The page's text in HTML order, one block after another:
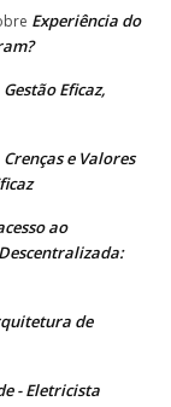
Experiência do
Gestão Eficaz,
Crenças e Valores
ao
de
- Eletricista